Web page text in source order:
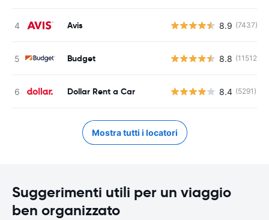
Avis 8.9 (7437)
Budget 8.8 (11512)
Dollar Rent a Car 8.4 (5291)
Mostra tutti i locatori
Suggerimenti utili per un viaggio
ben organizzato